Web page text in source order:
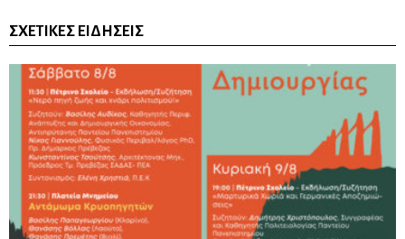
ΣΧΕΤΙΚΈΣ ΕΙΔΉΣΕΙΣ